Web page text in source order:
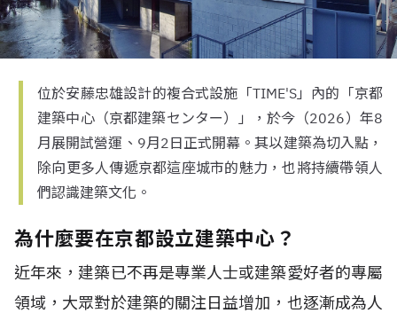
位於安藤忠雄設計的複合式設施「TIME'S」內的「京都
建築中心（京都建築センター）」，於今（2026）年8
月展開試營運、9月2日正式開幕。其以建築為切入點，
除向更多人傳遞京都這座城市的魅力，也將持續帶領人
們認識建築文化。
為什麼要在京都設立建築中心？
近年來，建築已不再是專業人士或建築愛好者的專屬
領域，大眾對於建築的關注日益增加，也逐漸成為人